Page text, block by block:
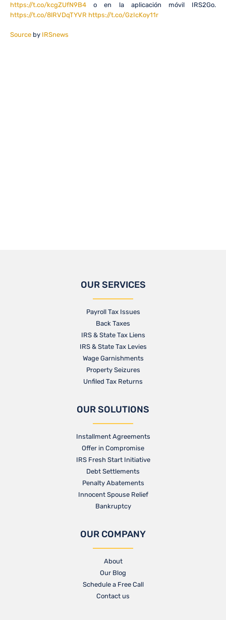
https://t.co/kcgZUfN9B4 o en la aplicación móvil IRS2Go.
https://t.co/8lRVDqTYVR https://t.co/GzIcKoy11r
Source by IRSnews
OUR SERVICES
Payroll Tax Issues
Back Taxes
IRS & State Tax Liens
IRS & State Tax Levies
Wage Garnishments
Property Seizures
Unfiled Tax Returns
OUR SOLUTIONS
Installment Agreements
Offer in Compromise
IRS Fresh Start Initiative
Debt Settlements
Penalty Abatements
Innocent Spouse Relief
Bankruptcy
OUR COMPANY
About
Our Blog​
Schedule a Free Call
Contact us​